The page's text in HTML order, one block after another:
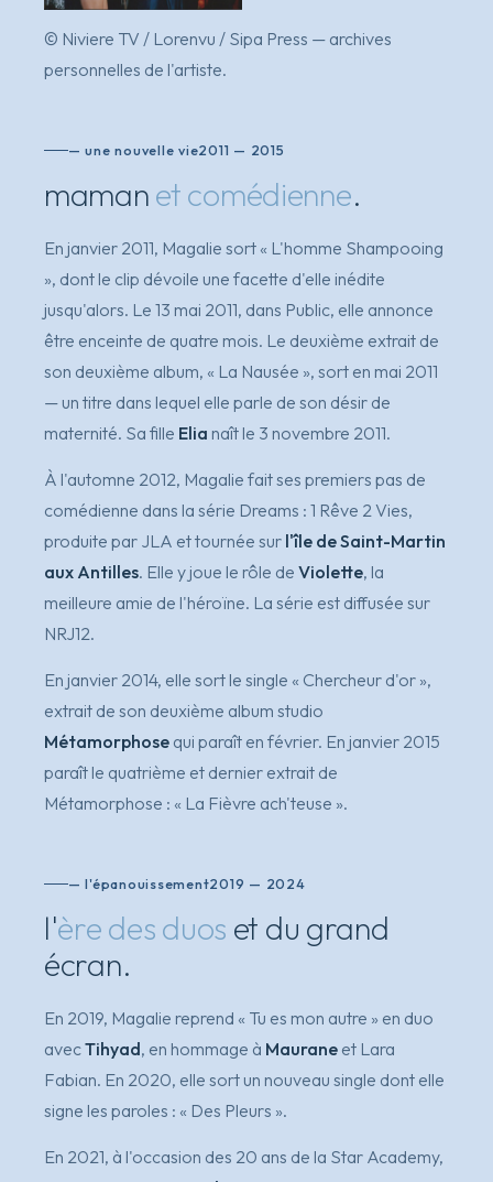
aliagas
© Niviere TV / Lorenvu / Sipa Press — archives
personnelles de l'artiste.
— une nouvelle vie2011 — 2015
mamanet comédienne.
En janvier 2011, Magalie sort « L'homme Shampooing
», dont le clip dévoile une facette d'elle inédite
jusqu'alors. Le 13 mai 2011, dans Public, elle annonce
être enceinte de quatre mois. Le deuxième extrait de
son deuxième album, « La Nausée », sort en mai 2011
— un titre dans lequel elle parle de son désir de
maternité. Sa fille Elia naît le 3 novembre 2011.
À l'automne 2012, Magalie fait ses premiers pas de
comédienne dans la série Dreams : 1 Rêve 2 Vies,
produite par JLA et tournée sur l'île de Saint-Martin
aux Antilles. Elle y joue le rôle de Violette, la
meilleure amie de l'héroïne. La série est diffusée sur
NRJ12.
En janvier 2014, elle sort le single « Chercheur d'or »,
extrait de son deuxième album studio
Métamorphose qui paraît en février. En janvier 2015
paraît le quatrième et dernier extrait de
Métamorphose : « La Fièvre ach'teuse ».
— l'épanouissement2019 — 2024
l'ère des duos et du grand
écran.
En 2019, Magalie reprend « Tu es mon autre » en duo
avecTihyad, en hommage à Maurane et Lara
Fabian. En 2020, elle sort un nouveau single dont elle
signe les paroles : « Des Pleurs ».
En 2021, à l'occasion des 20 ans de la Star Academy,